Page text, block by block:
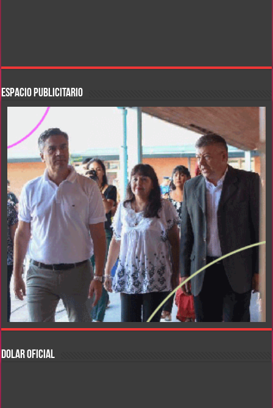
ESPACIO PUBLICITARIO
DOLAR OFICIAL